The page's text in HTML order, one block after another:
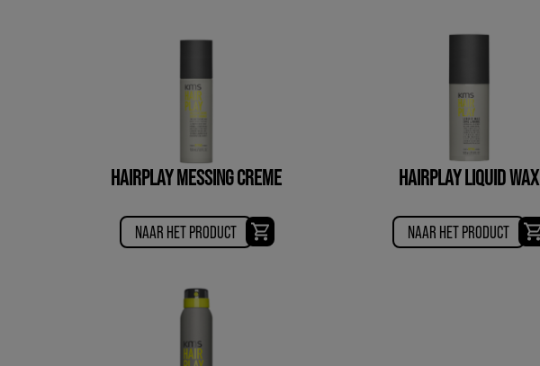
HAIRPLAY MESSING CREME
NAAR HET PRODUCT
HAIRPLAY LIQUID WAX
NAAR HET PRODUCT